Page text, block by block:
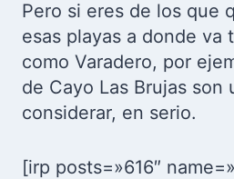
Pero si eres de los que
esas playas a donde
como Varadero, por
de Cayo Las Brujas son
considerar, en serio.
[irp posts=»616″